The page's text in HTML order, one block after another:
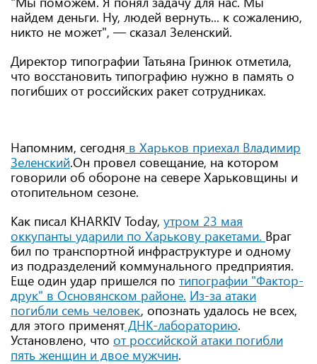
найдем деньги. Ну, людей вернуть... к сожалению,
никто не может", — сказал Зеленский.
Директор типографии Татьяна Гринюк отметила,
что восстановить типографию нужно в память о
погибших от российских ракет сотрудниках.
Напомним, сегодня в Харьков приехал Владимир
Зеленский.Он провел совещание, на котором
говорили об обороне на севере Харьковщины и
отопительном сезоне.
Как писал KHARKIV Today, утром 23 мая
оккупанты ударили по Харькову ракетами. Враг
бил по транспортной инфраструктуре и одному
из подразделений коммунального предприятия.
Еще один удар пришелся по типографии "Фактор-
друк" в Основянском районе. Из-за атаки
погибли семь человек, опознать удалось не всех,
для этого применятДНК-лабораторию.
Установлено, что от российской атаки погибли
пять женщин и двое мужчин.